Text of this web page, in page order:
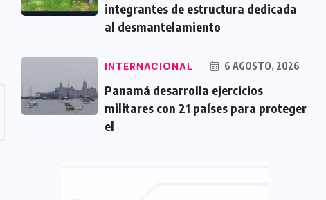
integrantes de estructura dedicada
al desmantelamiento
INTERNACIONAL 6 AGOSTO, 2026
Panamá desarrolla ejercicios
militares con 21 países para proteger
el